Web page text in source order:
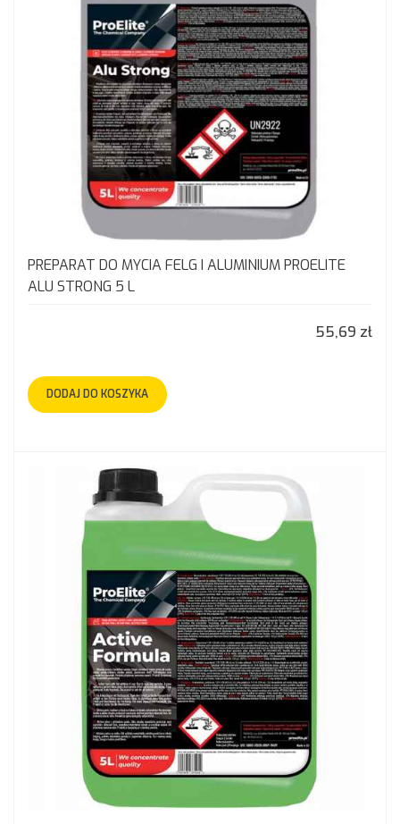
PREPARAT DO MYCIA FELG I ALUMINIUM PROELITE
ALU STRONG 5 L
55,69 zł
DODAJ DO KOSZYKA